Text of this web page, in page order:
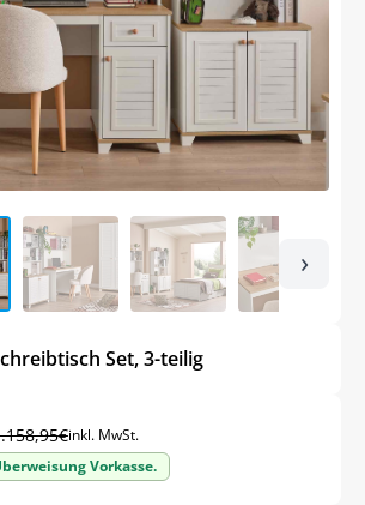
›
Set, 3-teilig
€inkl. MwSt.
Vorkasse.